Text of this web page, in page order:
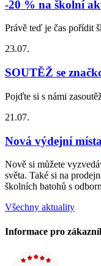
-20 % na školní
Právě teď je čas pořídit
23.07.
SOUTĚŽ se
Pojďte si s námi
21.07.
Nová výdejní
Nově si můžete
světa. Také si na
školních batohů s
Všechny aktuality
Informace pro